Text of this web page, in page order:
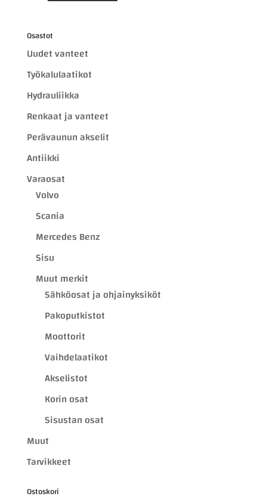
Osastot
Uudet vanteet
Työkalulaatikot
Hydrauliikka
Renkaat ja vanteet
Perävaunun akselit
Antiikki
Varaosat
Volvo
Scania
Mercedes Benz
Sisu
Muut merkit
Sähköosat ja ohjainyksiköt
Pakoputkistot
Moottorit
Vaihdelaatikot
Akselistot
Korin osat
Sisustan osat
Muut
Tarvikkeet
Ostoskori